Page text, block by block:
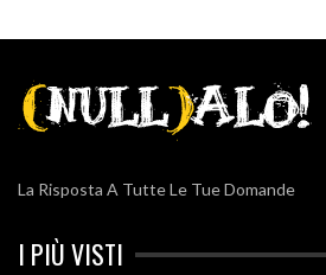
La Risposta A Tutte Le Tue Domande
I PIÙ VISTI